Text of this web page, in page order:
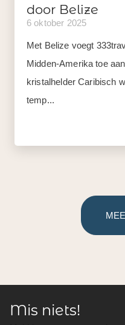
door Belize
6 oktober 2025
Met Belize voegt
Midden-Amerika toe
kristalhelder Caribisch
temp...
Mis niets!